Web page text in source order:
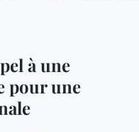
à une
pour
?
à une
pour une